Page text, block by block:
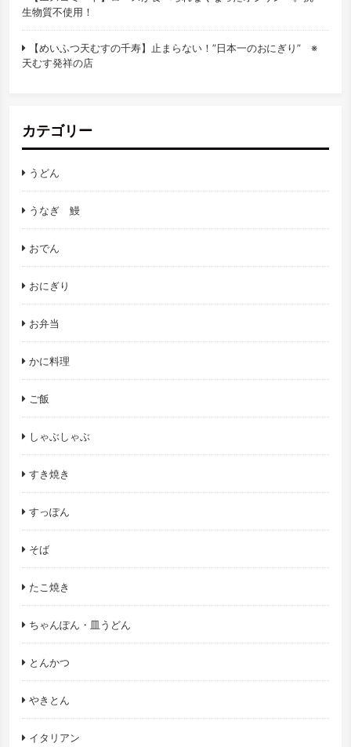
生物質不使用！
【めいふつ天むすの千寿】止まらない！”日本一のおにぎり” ※
天むす発祥の店
カテゴリー
うどん
うなぎ 鰻
おでん
おにぎり
お弁当
かに料理
ご飯
しゃぶしゃぶ
すき焼き
すっぽん
そば
たこ焼き
ちゃんぽん・皿うどん
とんかつ
やきとん
イタリアン